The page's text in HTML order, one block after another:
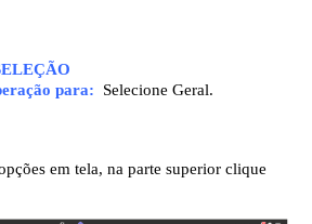
para: Selecione Geral.
em tela, na parte superior clique